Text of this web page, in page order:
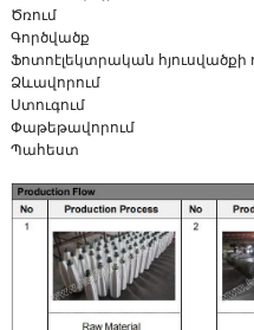
Ծռում
Գործվածք
Ֆոտոէլեկտրական հյուսվածքի
Ձևավորում
Ստուգում
Փաթեթավորում
Պահեստ